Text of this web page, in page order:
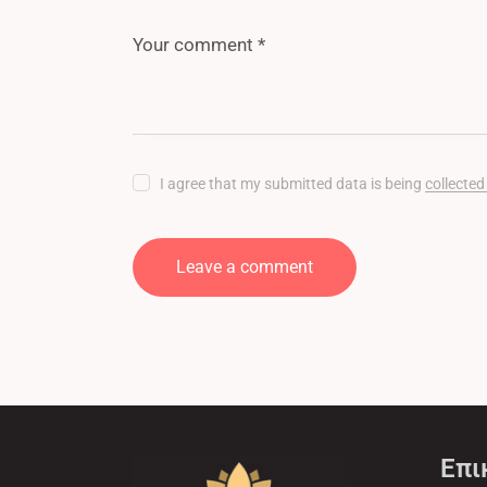
I agree that my submitted data is being